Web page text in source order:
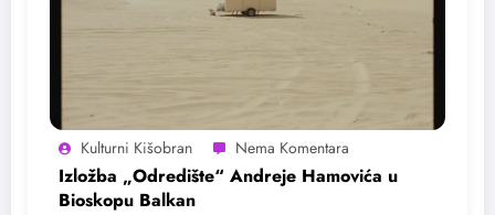
Kulturni Kišobran
Izložba „Odredište“ Andreje Hamovića u
Bioskopu Balkan